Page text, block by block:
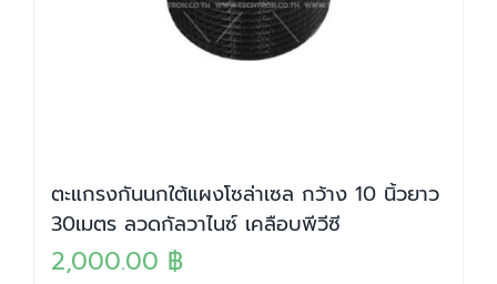
ตะแกรงกันนกใต้แผงโซล่าเซล กว้าง 10 นิ้วยาว
30เมตร ลวดกัลวาไนซ์ เคลือบพีวีซี
2,000.00 ฿